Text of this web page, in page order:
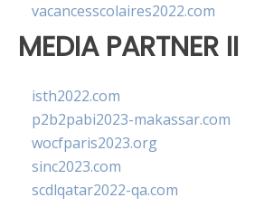
vacancesscolaires2022.com
MEDIA PARTNER II
isth2022.com
p2b2pabi2023-makassar.com
wocfparis2023.org
sinc2023.com
scdlqatar2022-qa.com